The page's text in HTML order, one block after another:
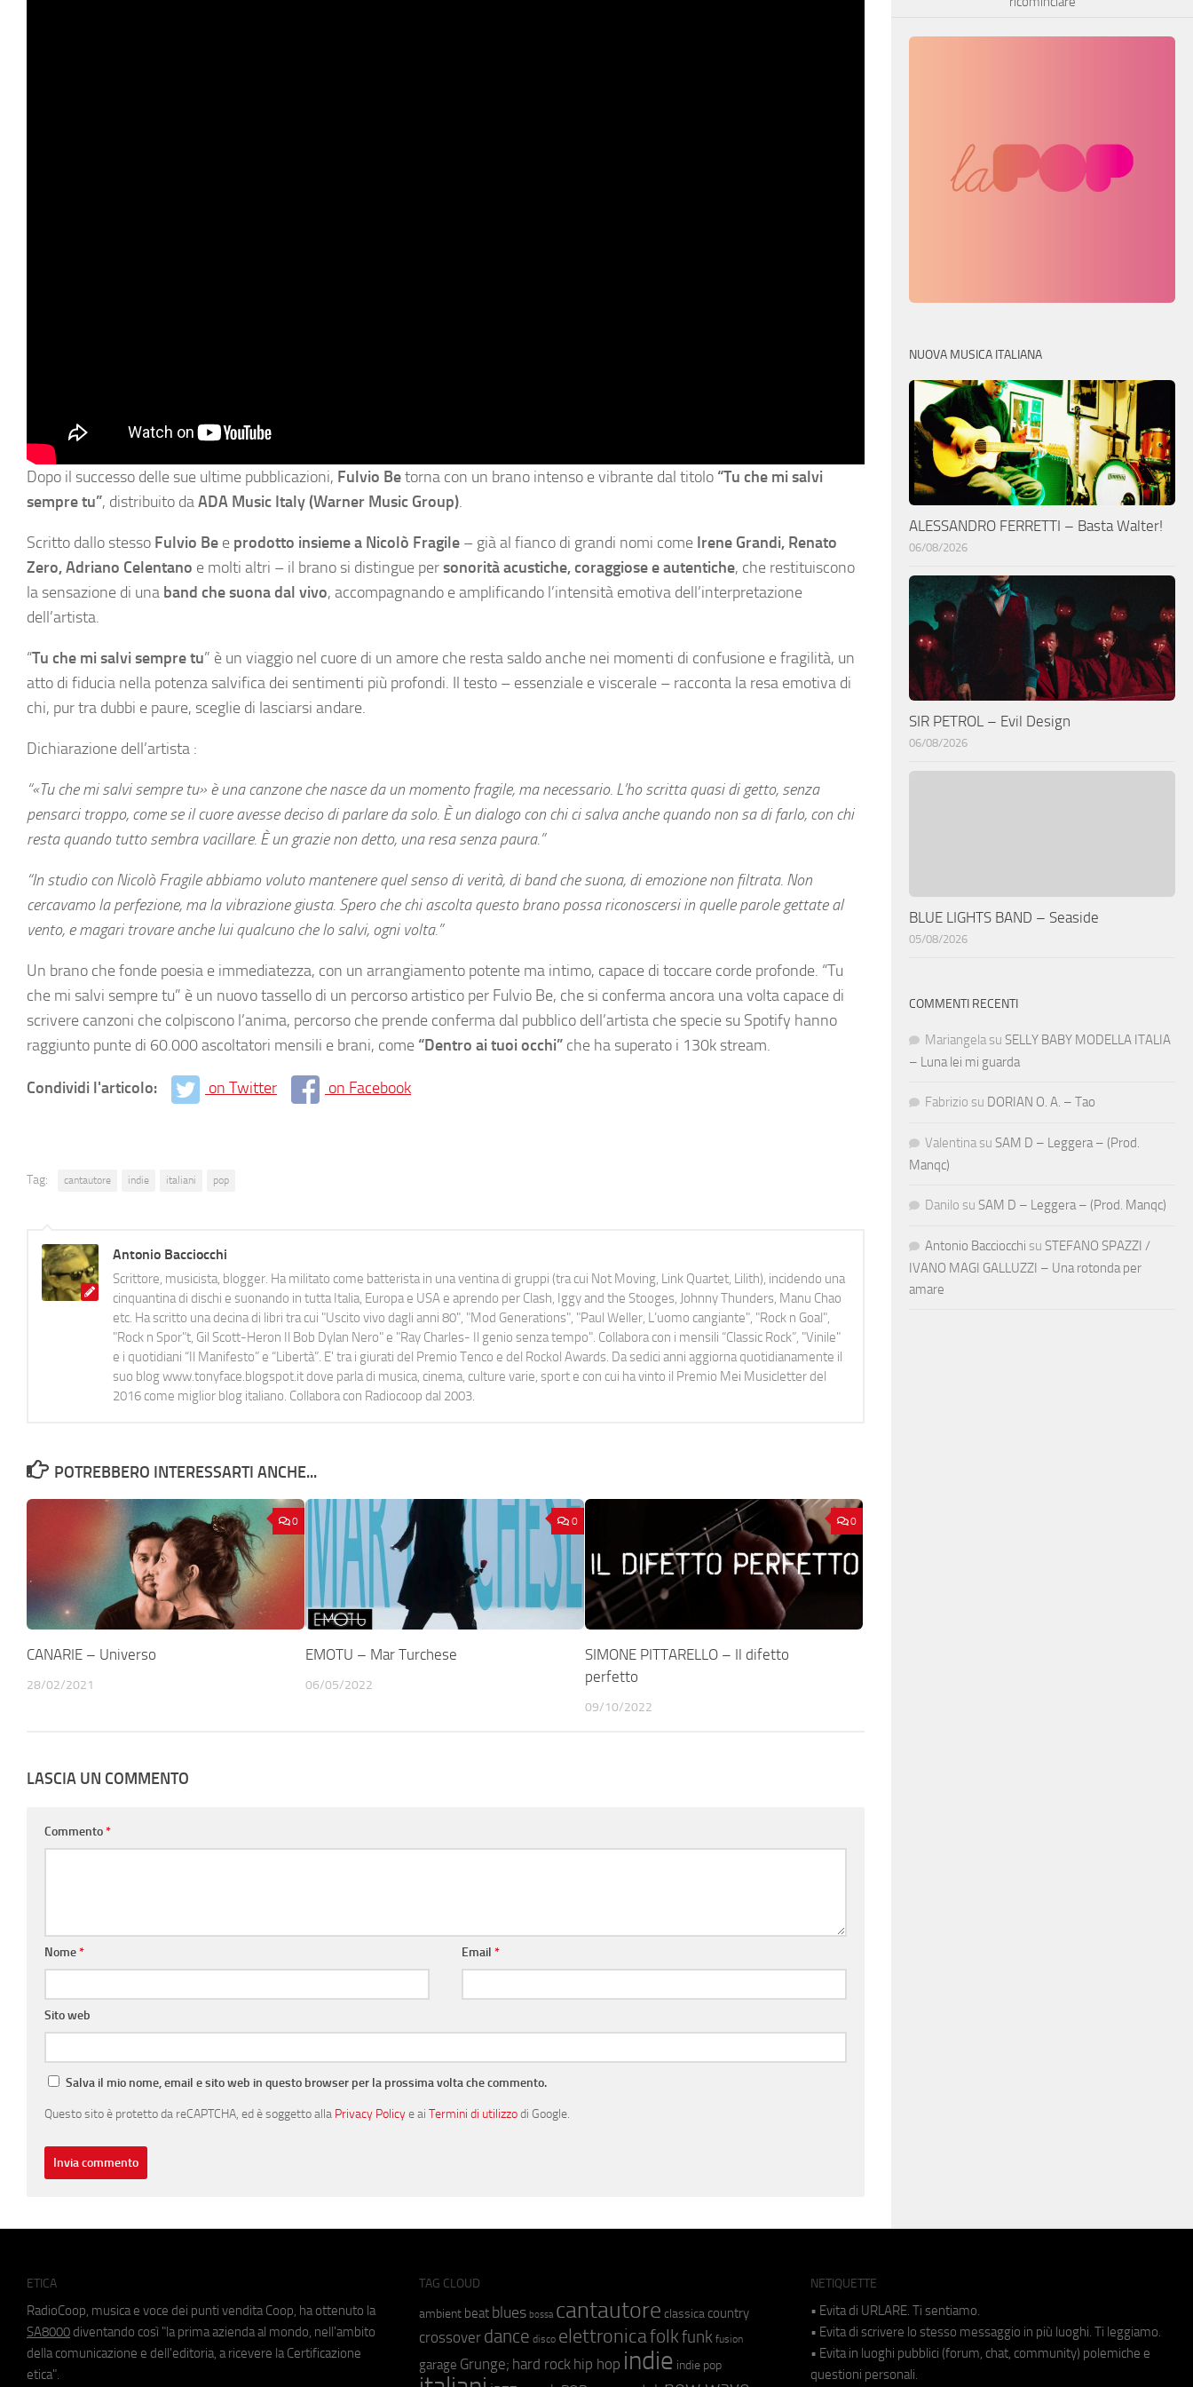
Dopo il successo delle sue ultime pubblicazioni, Fulvio Betorna con un brano intenso e vibrante dal titolo “Tu che mi salvi
sempre tu”, distribuito daADA Music Italy (Warner Music Group).
Scritto dallo stesso Fulvio Be e prodotto insieme a Nicolò Fragile – già al fianco di grandi nomi come Irene Grandi, Renato
Zero, Adriano Celentano e molti altri – il brano si distingue personorità acustiche, coraggiose e autentiche, che restituiscono
la sensazione di una band che suona dal vivo, accompagnando e amplificando l’intensità emotiva dell’interpretazione
dell’artista.
“Tu che mi salvi sempre tu” è un viaggio nel cuore di un amore che resta saldo anche nei momenti di confusione e fragilità, un
atto di fiducia nella potenza salvifica dei sentimenti più profondi. Il testo – essenziale e viscerale – racconta la resa emotiva di
chi, pur tra dubbi e paure, sceglie di lasciarsi andare.
Dichiarazione dell’artista :
“«Tu che mi salvi sempre tu» è una canzone che nasce da un momento fragile, ma necessario. L’ho scritta quasi di getto, senza
pensarci troppo, come se il cuore avesse deciso di parlare da solo. È un dialogo con chi ci salva anche quando non sa di farlo, con chi
resta quando tutto sembra vacillare. È un grazie non detto, una resa senza paura.”
“In studio con Nicolò Fragile abbiamo voluto mantenere quel senso di verità, di band che suona, di emozione non filtrata. Non
cercavamo la perfezione, ma la vibrazione giusta. Spero che chi ascolta questo brano possa riconoscersi in quelle parole gettate al
vento, e magari trovare anche lui qualcuno che lo salvi, ogni volta.”
Un brano che fonde poesia e immediatezza, con un arrangiamento potente ma intimo, capace di toccare corde profonde. “Tu
che mi salvi sempre tu” è un nuovo tassello di un percorso artistico per Fulvio Be, che si conferma ancora una volta capace di
scrivere canzoni che colpiscono l’anima, percorso che prende conferma dal pubblico dell’artista che specie su Spotify hanno
raggiunto punte di 60.000 ascoltatori mensili e brani, come “Dentro ai tuoi occhi” che ha superato i 130k stream.
Condividi l'articolo: on Twitter on Facebook
Tag: cantautore indie italiani pop
Antonio Bacciocchi
Scrittore, musicista, blogger. Ha militato come batterista in una ventina di gruppi (tra cui Not Moving, Link Quartet, Lilith), incidendo una
cinquantina di dischi e suonando in tutta Italia, Europa e USA e aprendo per Clash, Iggy and the Stooges, Johnny Thunders, Manu Chao
etc. Ha scritto una decina di libri tra cui "Uscito vivo dagli anni 80", "Mod Generations", "Paul Weller, L’uomo cangiante", "Rock n Goal",
"Rock n Spor"t, Gil Scott-Heron Il Bob Dylan Nero" e "Ray Charles- Il genio senza tempo". Collabora con i mensili “Classic Rock”, "Vinile"
e i quotidiani “Il Manifesto” e “Libertà”. E' tra i giurati del Premio Tenco e del Rockol Awards. Da sedici anni aggiorna quotidianamente il
suo blog www.tonyface.blogspot.it dove parla di musica, cinema, culture varie, sport e con cui ha vinto il Premio Mei Musicletter del
2016 come miglior blog italiano. Collabora con Radiocoop dal 2003.
POTREBBERO INTERESSARTI ANCHE...
0
CANARIE – Universo
28/02/2021
0
EMOTU – Mar Turchese
06/05/2022
0
SIMONE PITTARELLO – Il difetto
perfetto
09/10/2022
LASCIA UN COMMENTO
Commento*
Nome* Email*
Sito web
Salva il mio nome, email e sito web in questo browser per la prossima volta che commento.
Questo sito è protetto da reCAPTCHA, ed è soggetto alla Privacy Policye ai Termini di utilizzodi Google.
NUOVA MUSICA ITALIANA
ALESSANDRO FERRETTI – Basta Walter!
06/08/2026
SIR PETROL – Evil Design
06/08/2026
BLUE LIGHTS BAND – Seaside
05/08/2026
COMMENTI RECENTI
Mariangela su SELLY BABY MODELLA ITALIA
– Luna lei mi guarda
Fabrizio su DORIAN O. A. – Tao
Valentina su SAM D – Leggera – (Prod.
Manqc)
Danilo su SAM D – Leggera – (Prod. Manqc)
Antonio Bacciocchi su STEFANO SPAZZI /
IVANO MAGI GALLUZZI – Una rotonda per
amare
ETICA
RadioCoop, musica e voce dei punti vendita Coop, ha ottenuto la
SA8000 diventando così "la prima azienda al mondo, nell'ambito
della comunicazione e dell'editoria, a ricevere la Certificazione
etica".
TAG CLOUD
ambient beat blues bossa cantautore classica country
crossover dance disco elettronicafolkfunk fusion
garage Grunge; hard rock hip hop indie indie pop
NETIQUETTE
• Evita di URLARE. Ti sentiamo.
• Evita di scrivere lo stesso messaggio in più luoghi. Ti leggiamo.
• Evita in luoghi pubblici (forum, chat, community) polemiche e
questioni personali.